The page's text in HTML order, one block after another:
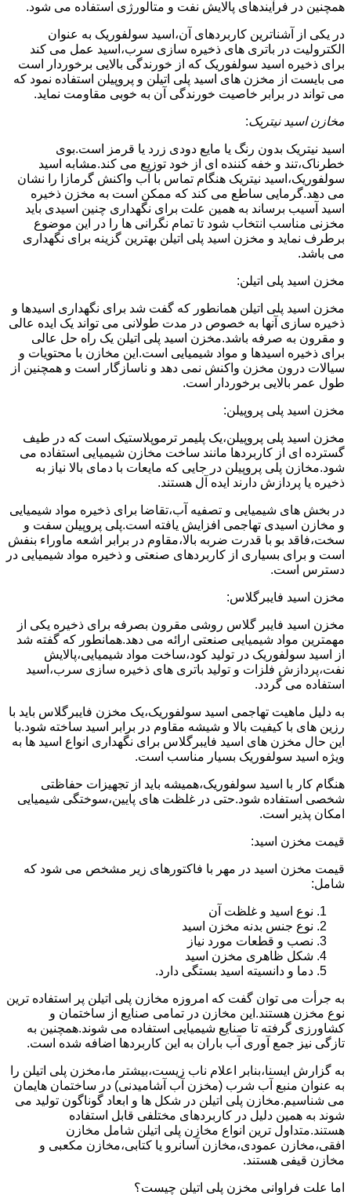
همچنین در فرآیندهای پالایش نفت و متالورژی استفاده می شود.
در یکی از آشناترین کاربردهای آن،اسید سولفوریک به عنوان
الکترولیت در باتری های ذخیره سازی سرب،اسید عمل می کند
برای ذخیره اسید سولفوریک که از خورندگی بالایی برخوردار است
می بایست از مخزن های اسید پلی اتیلن و پروپیلن استفاده نمود که
می تواند در برابر خاصیت خورندگی آن به خوبی مقاومت نماید.
مخازن اسید نیتریک:
اسید نیتریک بدون رنگ یا مایع دودی زرد یا قرمز است.بوی
خطرناک،تند و خفه کننده ای از خود توزیع می کند.مشابه اسید
سولفوریک،اسید نیتریک هنگام تماس با آب واکنش گرمازا را نشان
می دهد.گرمایی ساطع می کند که ممکن است به مخزن ذخیره
اسید آسیب برساند به همین علت برای نگهداری چنین اسیدی باید
مخزنی مناسب انتخاب شود تا تمام نگرانی ها را در این موضوع
برطرف نماید و مخزن اسید پلی اتیلن بهترین گزینه برای نگهداری
می باشد.
مخزن اسید پلی اتیلن:
مخزن اسید پلی اتیلن همانطور که گفت شد برای نگهداری اسیدها و
ذخیره سازی آنها به خصوص در مدت طولانی می تواند یک ایده عالی
و مقرون به صرفه باشد.مخزن اسید پلی اتیلن یک راه حل عالی
برای ذخیره اسیدها و مواد شیمیایی است.این مخازن با محتویات و
سیالات درون مخزن واکنش نمی دهد و ناسازگار است و همچنین از
طول عمر بالایی برخوردار است.
مخزن اسید پلی پروپیلن:
مخزن اسید پلی پروپیلن،یک پلیمر ترموپلاستیک است که در طیف
گسترده ای از کاربردها مانند ساخت مخازن شیمیایی استفاده می
شود.مخازن پلی پروپیلن در جایی که مایعات با دمای بالا نیاز به
ذخیره یا پردازش دارند ایده آل هستند.
در بخش های شیمیایی و تصفیه آب،تقاضا برای ذخیره مواد شیمیایی
و مخازن اسیدی تهاجمی افزایش یافته است.پلی پروپیلن سفت و
سخت،فاقد بو با قدرت ضربه بالا،مقاوم در برابر اشعه ماوراء بنفش
است و برای بسیاری از کاربردهای صنعتی و ذخیره مواد شیمیایی در
دسترس است.
مخزن اسید فایبرگلاس:
مخزن اسید فایبر گلاس روشی مقرون بصرفه برای ذخیره یکی از
مهمترین مواد شیمیایی صنعتی ارائه می دهد.همانطور که گفته شد
از اسید سولفوریک در تولید کود،ساخت مواد شیمیایی،پالایش
نفت،پردازش فلزات و تولید باتری های ذخیره سازی سرب،اسید
استفاده می گردد.
به دلیل ماهیت تهاجمی اسید سولفوریک،یک مخزن فایبرگلاس باید با
رزین های با کیفیت بالا و شیشه مقاوم در برابر اسید ساخته شود.با
این حال مخزن های اسید فایبرگلاس برای نگهداری انواع اسید ها به
ویژه اسید سولفوریک بسیار مناسب است.
هنگام کار با اسید سولفوریک،همیشه باید از تجهیزات حفاظتی
شخصی استفاده شود.حتی در غلظت های پایین،سوختگی شیمیایی
امکان پذیر است.
قیمت مخزن اسید:
قیمت مخزن اسید در مهر با فاکتورهای زیر مشخص می شود که
شامل:
نوع اسید و غلظت آن
نوع جنس بدنه مخزن اسید
نصب و قطعات مورد نیاز
شکل ظاهری مخزن اسید
دما و دانسیته اسید بستگی دارد.
به جرأت می توان گفت که امروزه مخازن پلی اتیلن پر استفاده ترین
نوع مخزن هستند.این مخازن در تمامی صنایع از ساختمان و
کشاورزی گرفته تا صنایع شیمیایی استفاده می شوند.همچنین به
تازگی نیز جمع آوری آب باران به این کاربردها اضافه شده است.
به گزارش ایسنا،بنابر اعلام ناب زیست،بیشتر ما،مخزن پلی اتیلن را
به عنوان منبع آب شرب (مخزن آب آشامیدنی) در ساختمان هایمان
می شناسیم.مخازن پلی اتیلن در شکل ها و ابعاد گوناگون تولید می
شوند به همین دلیل در کاربردهای مختلفی قابل استفاده
هستند.متداول ترین انواع مخازن پلی اتیلن شامل مخازن
افقی،مخازن عمودی،مخازن آسانرو یا کتابی،مخازن مکعبی و
مخازن قیفی هستند.
اما علت فراوانی مخزن پلی اتیلن چیست؟